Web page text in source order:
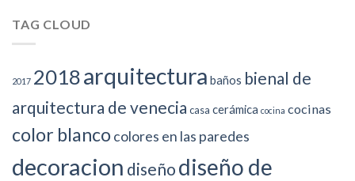
TAG CLOUD
2017 2018arquitectura baños bienal de
arquitectura de venecia casa cerámica cocina cocinas
color blanco colores en las paredes
decoracion diseño diseño de